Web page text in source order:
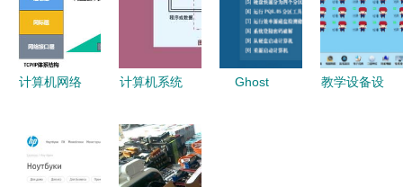
统服务研究
计算机网络
计算机系统
服务的协同
计算机系统
理ppt课件
全面解析计
Ghost
教学设备设